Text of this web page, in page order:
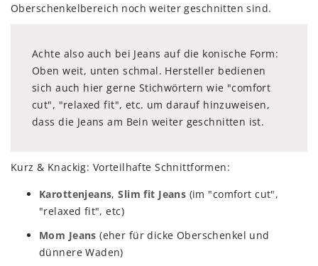
Oberschenkelbereich noch weiter geschnitten sind.
Achte also auch bei Jeans auf die konische Form:
Oben weit, unten schmal. Hersteller bedienen
sich auch hier gerne Stichwörtern wie "comfort
cut", "relaxed fit", etc. um darauf hinzuweisen,
dass die Jeans am Bein weiter geschnitten ist.
Kurz & Knackig: Vorteilhafte Schnittformen:
Karottenjeans,Slim fit Jeans (im "comfort cut",
"relaxed fit", etc)
Mom Jeans (eher für dicke Oberschenkel und
dünnere Waden)